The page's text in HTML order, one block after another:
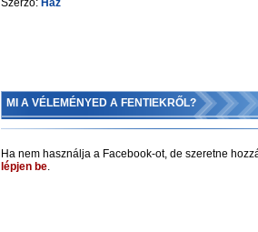
Szerző: Ház
MI A VÉLEMÉNYED A FENTIEKRŐL?
Ha nem használja a Facebook-ot, de szeretne
lépjen be.